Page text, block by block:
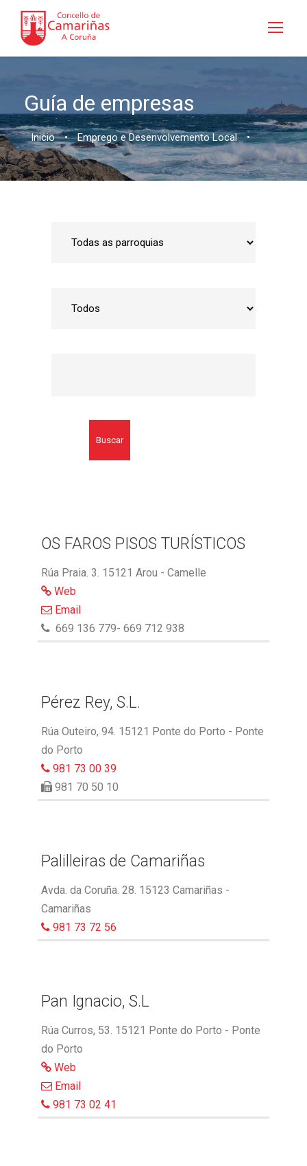
Guía de empresas
Inicio • Emprego e Desenvolvemento Local •
Buscar
OS FAROS PISOS TURÍSTICOS
Rúa Praia. 3. 15121 Arou - Camelle
Web
Email
669 136 779- 669 712 938
Pérez Rey, S.L.
Rúa Outeiro, 94. 15121 Ponte do Porto - Ponte
do Porto
981 73 00 39
981 70 50 10
Palilleiras de Camariñas
Avda. da Coruña. 28. 15123 Camariñas -
Camariñas
981 73 72 56
Pan Ignacio, S.L
Rúa Curros, 53. 15121 Ponte do Porto - Ponte
do Porto
Web
Email
981 73 02 41